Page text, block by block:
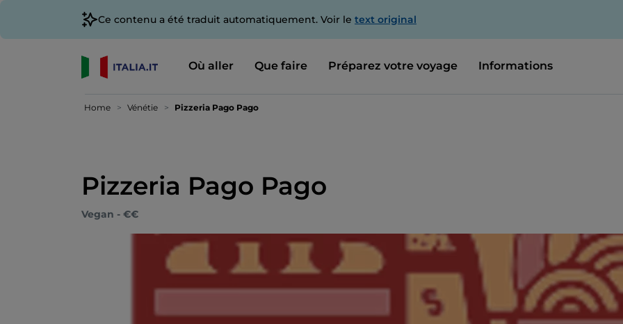
Ce contenu a été traduit automatiquement. Voir le text original
Où aller Que faire Préparez votre voyage Informations
Home Vénétie Pizzeria Pago Pago
Pizzeria Pago Pago
Vegan - €€